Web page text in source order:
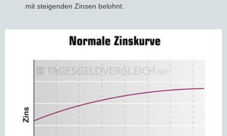
mit steigenden Zinsen belohnt.